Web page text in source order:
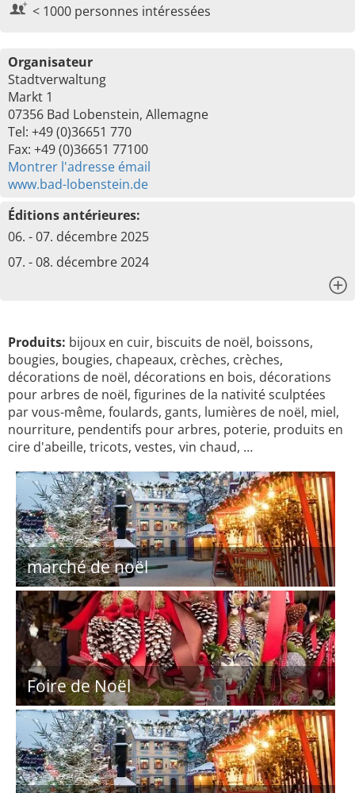
< 1000 personnes intéressées
Organisateur
Stadtverwaltung
Markt 1
07356 Bad Lobenstein, Allemagne
Tel: +49 (0)36651 770
Fax: +49 (0)36651 77100
Montrer l'adresse émail
www.bad-lobenstein.de
Éditions antérieures:
06. - 07. décembre 2025
07. - 08. décembre 2024
Produits: bijoux en cuir, biscuits de noël, boissons,
bougies, bougies, chapeaux, crèches, crèches,
décorations de noël, décorations en bois, décorations
pour arbres de noël, figurines de la nativité sculptées
par vous-même, foulards, gants, lumières de noël, miel,
nourriture, pendentifs pour arbres, poterie, produits en
cire d'abeille, tricots, vestes, vin chaud, …
marché de noël
Foire de Noël